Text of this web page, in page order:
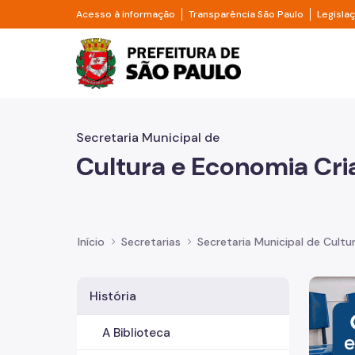
Pular para o Conteúdo principal
Acesso à informação Divisor de acesso à informação
Transparência São Paulo Divisor
Prefeitura de São
Secretaria Municipal de
Cultura e Economia
Início Secretarias Secretaria Municipal de
História
A Biblioteca